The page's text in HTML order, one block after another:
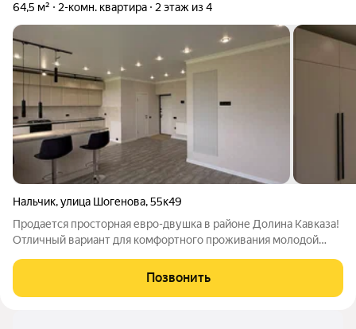
64,5 м² 2-комн. квартира 2 этаж из 4
Нальчик,улица Шогенова,55к49
Продается просторная евро-двушка в районе Долина Кавказа!
Отличный вариант для комфортного проживания молодой
Расположена на 2 этаже из 4. Выполнен качественный
евроремонт - можно сразу
Позвонить